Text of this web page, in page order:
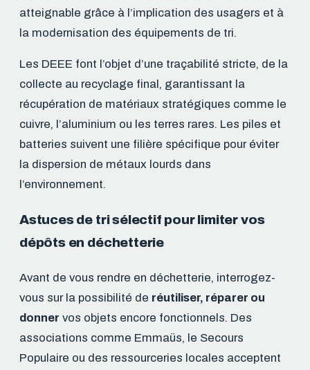
atteignable grâce à l’implication des usagers et à
la modernisation des équipements de tri.
Les DEEE font l’objet d’une traçabilité stricte, de la
collecte au recyclage final, garantissant la
récupération de matériaux stratégiques comme le
cuivre, l’aluminium ou les terres rares. Les piles et
batteries suivent une filière spécifique pour éviter
la dispersion de métaux lourds dans
l’environnement.
Astuces de tri sélectif pour limiter vos
dépôts en déchetterie
Avant de vous rendre en déchetterie, interrogez-
vous sur la possibilité de réutiliser, réparer ou
donner vos objets encore fonctionnels. Des
associations comme Emmaüs, le Secours
Populaire ou des ressourceries locales acceptent